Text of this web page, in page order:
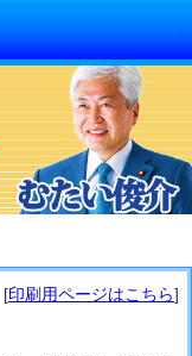
[印刷用ページはこちら]